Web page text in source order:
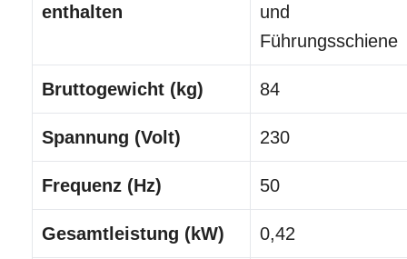
enthalten
und
Führungsschiene
Bruttogewicht (kg) 84
Spannung (Volt) 230
Frequenz (Hz) 50
Gesamtleistung (kW) 0,42